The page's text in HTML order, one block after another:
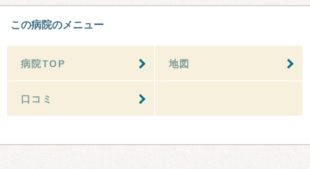
この病院のメニュー
病院TOP 地図
口コミ